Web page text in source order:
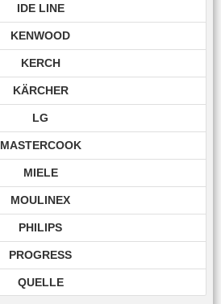
IDE LINE
KENWOOD
KERCH
KÄRCHER
LG
MASTERCOOK
MIELE
MOULINEX
PHILIPS
PROGRESS
QUELLE